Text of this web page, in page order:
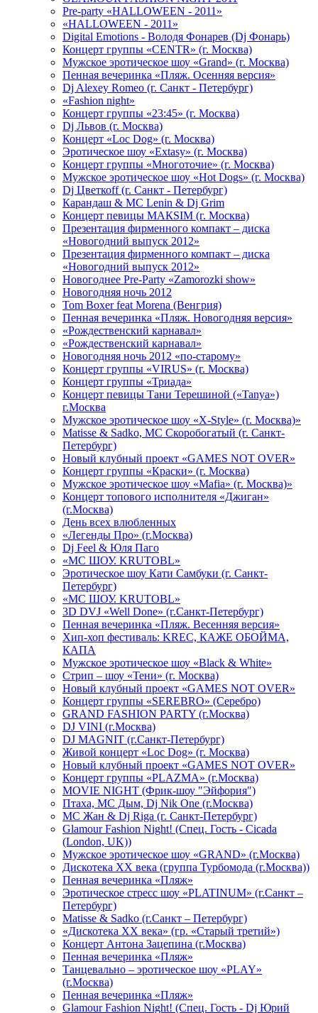
Pre-party «HALLOWEEN - 2011»
«HALLOWEEN - 2011»
Digital Emotions - Володя Фонарев (Dj Фонарь)
Концерт группы «CENTR» (г. Москва)
Мужское эротическое шоу «Grand» (г. Москва)
Пенная вечеринка «Пляж. Осенняя версия»
Dj Alexey Romeo (г. Санкт - Петербург)
«Fashion night»
Концерт группы «23:45» (г. Москва)
Dj Львов (г. Москва)
Концерт «Loc Dog» (г. Москва)
Эротическое шоу «Extasy» (г. Москва)
Концерт группы «Многоточие» (г. Москва)
Мужское эротическое шоу «Hot Dogs» (г. Москва)
Dj Цветкоff (г. Санкт - Петербург)
Карандаш & МС Lenin & Dj Grim
Концерт певицы МАКSIМ (г. Москва)
Презентация фирменного компакт – диска
«Новогодний выпуск 2012»
Презентация фирменного компакт – диска
«Новогодний выпуск 2012»
Новогоднее Pre-Party «Zamorozki show»
Новогодняя ночь 2012
Tom Boxer feat Morena (Венгрия)
Пенная вечеринка «Пляж. Новогодняя версия»
«Рождественский карнавал»
«Рождественский карнавал»
Новогодняя ночь 2012 «по-старому»
Концерт группы «VIRUS» (г. Москва)
Концерт группы «Триада»
Концерт певицы Тани Терешиной («Tanya»)
г.Москва
Мужское эротическое шоу «X-Style» (г. Москва)»
Matissе & Sadko, MC Скоробогатый (г. Санкт-
Петербург)
Новый клубный проект «GAMES NOT OVER»
Концерт группы «Краски» (г. Москва)
Мужское эротическое шоу «Mafia» (г. Москва)»
Концерт топового исполнителя «Джиган»
(г.Москва)
День всех влюбленных
«Легенды Про» (г.Москва)
Dj Feel & Юля Паго
«МС ШОУ. KRUTOBL»
Эротическое шоу Кати Самбуки (г. Санкт-
Петербург)
«МС ШОУ. KRUTOBL»
3D DVJ «Well Done» (г.Санкт-Петербург)
Пенная вечеринка «Пляж. Весенняя версия»
Хип-хоп фестиваль: KREC, КАЖЕ ОБОЙМА,
КАПА
Мужское эротическое шоу «Black & White»
Стрип – шоу «Тени» (г. Москва)
Новый клубный проект «GAMES NOT OVER»
Концерт группы «SEREBRO» (Серебро)
GRAND FASHION PARTY (г.Москва)
DJ VINI (г.Москва)
DJ MAGNIT (г.Санкт-Петербург)
Живой концерт «Loc Dog» (г. Москва)
Новый клубный проект «GAMES NOT OVER»
Концерт группы «PLAZMA» (г.Москва)
MOVIE NIGHT (Фрик-шоу "Эйфория")
Птаха, МС Дым, Dj Nik One (г.Москва)
МС Жан & Dj Riga (г. Санкт-Петербург)
Glamour Fashion Night! (Спец. Гость - Cicada
(London, UK))
Мужское эротическое шоу «GRAND» (г.Москва)
Дискотека XX века (группа Турбомода (г.Москва))
Пенная вечеринка «Пляж»
Эротическое стресс шоу «PLATINUM» (г.Санкт –
Петербург)
Matisse & Sadko (г.Санкт – Петербург)
«Дискотека ХХ века» (гр. «Старый третий»)
Концерт Антона Зацепина (г.Москва)
Пенная вечеринка «Пляж»
Танцевально – эротическое шоу «PLAY»
(г.Москва)
Пенная вечеринка «Пляж»
Glamour Fashion Night! (Спец. Гость - Dj Юрий